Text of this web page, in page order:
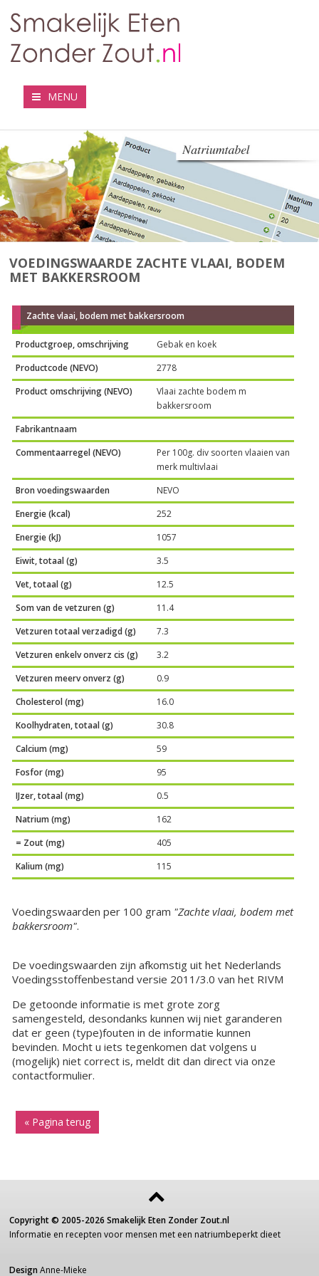
MENU
VOEDINGSWAARDE ZACHTE VLAAI, BODEM
MET BAKKERSROOM
Zachte vlaai, bodem met bakkersroom
Productgroep, omschrijving
Gebak en koek
Productcode (NEVO)
2778
Product omschrijving (NEVO)
Vlaai zachte bodem m
bakkersroom
Fabrikantnaam
Commentaarregel (NEVO)
Per 100g. div soorten vlaaien van
merk multivlaai
Bron voedingswaarden
NEVO
Energie (kcal)
252
Energie (kJ)
1057
Eiwit, totaal (g)
3.5
Vet, totaal (g)
12.5
Som van de vetzuren (g)
11.4
Vetzuren totaal verzadigd (g)
7.3
Vetzuren enkelv onverz cis (g)
3.2
Vetzuren meerv onverz (g)
0.9
Cholesterol (mg)
16.0
Koolhydraten, totaal (g)
30.8
Calcium (mg)
59
Fosfor (mg)
95
IJzer, totaal (mg)
0.5
Natrium (mg)
162
= Zout (mg)
405
Kalium (mg)
115
Voedingswaarden per 100 gram "Zachte vlaai, bodem met
bakkersroom".
De voedingswaarden zijn afkomstig uit het Nederlands
Voedingsstoffenbestand versie 2011/3.0 van het RIVM
De getoonde informatie is met grote zorg
samengesteld, desondanks kunnen wij niet garanderen
dat er geen (type)fouten in de informatie kunnen
bevinden. Mocht u iets tegenkomen dat volgens u
(mogelijk) niet correct is, meldt dit dan direct via onze
contactformulier.
« Pagina terug
Copyright © 2005-2026 Smakelijk Eten Zonder Zout.nl
Informatie en recepten voor mensen met een natriumbeperkt dieet
Design Anne-Mieke